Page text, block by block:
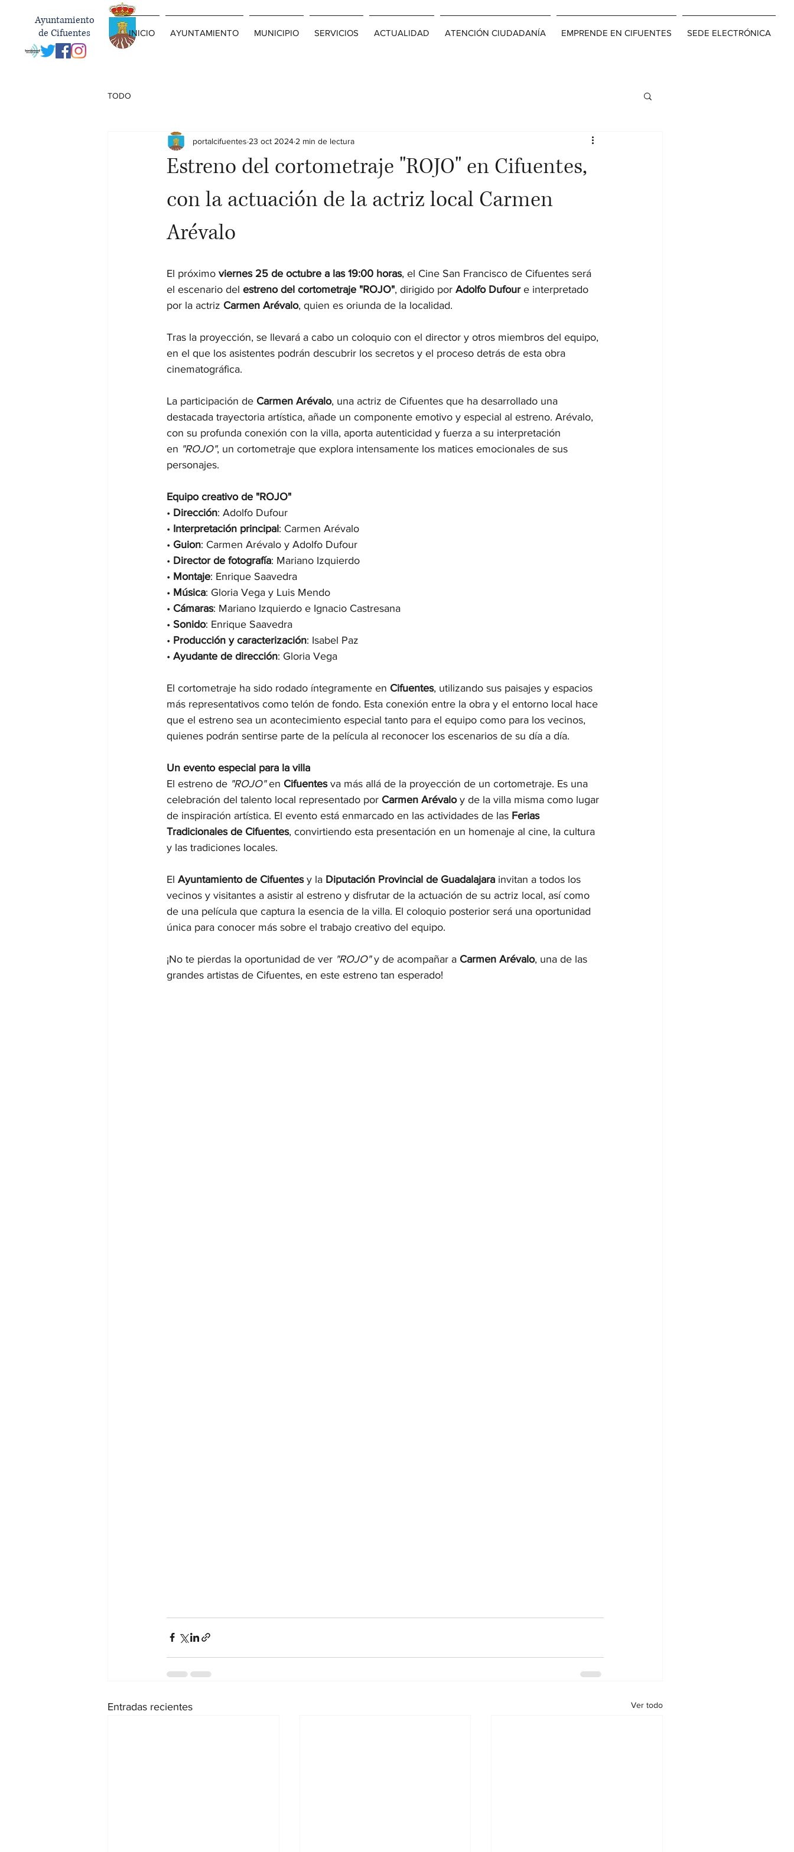
Ayuntamiento
de Cifuentes
INICIO AYUNTAMIENTO MUNICIPIO SERVICIOS ACTUALIDAD ATENCIÓN CIUDADANÍA EMPRENDE EN CIFUENTES SEDE ELECTRÓNICA
TODO
Estreno del cortometraje "ROJO" en Cifuentes,
con la actuación de la actriz local Carmen
Arévalo
portalcifuentes 23 oct 2024 2 min de lectura
El próximo viernes 25 de octubre a las 19:00 horas, el Cine San Francisco de Cifuentes será
el escenario del estreno del cortometraje "ROJO", dirigido por Adolfo Dufour e interpretado
por la actriz Carmen Arévalo, quien es oriunda de la localidad.
Tras la proyección, se llevará a cabo un coloquio con el director y otros miembros del equipo,
en el que los asistentes podrán descubrir los secretos y el proceso detrás de esta obra
cinematográfica.
La participación de Carmen Arévalo, una actriz de Cifuentes que ha desarrollado una
destacada trayectoria artística, añade un componente emotivo y especial al estreno. Arévalo,
con su profunda conexión con la villa, aporta autenticidad y fuerza a su interpretación
en "ROJO", un cortometraje que explora intensamente los matices emocionales de sus
personajes.
Equipo creativo de "ROJO"
• Dirección: Adolfo Dufour
• Interpretación principal: Carmen Arévalo
• Guion: Carmen Arévalo y Adolfo Dufour
• Director de fotografía: Mariano Izquierdo
• Montaje: Enrique Saavedra
• Música: Gloria Vega y Luis Mendo
• Cámaras: Mariano Izquierdo e Ignacio Castresana
• Sonido: Enrique Saavedra
• Producción y caracterización: Isabel Paz
• Ayudante de dirección: Gloria Vega
El cortometraje ha sido rodado íntegramente en Cifuentes, utilizando sus paisajes y espacios
más representativos como telón de fondo. Esta conexión entre la obra y el entorno local hace
que el estreno sea un acontecimiento especial tanto para el equipo como para los vecinos,
quienes podrán sentirse parte de la película al reconocer los escenarios de su día a día.
Un evento especial para la villa
El estreno de "ROJO" en Cifuentes va más allá de la proyección de un cortometraje. Es una
celebración del talento local representado por Carmen Arévalo y de la villa misma como lugar
de inspiración artística. El evento está enmarcado en las actividades de las Ferias
Tradicionales de Cifuentes, convirtiendo esta presentación en un homenaje al cine, la cultura
y las tradiciones locales.
El Ayuntamiento de Cifuentes y la Diputación Provincial de Guadalajara invitan a todos los
vecinos y visitantes a asistir al estreno y disfrutar de la actuación de su actriz local, así como
de una película que captura la esencia de la villa. El coloquio posterior será una oportunidad
única para conocer más sobre el trabajo creativo del equipo.
¡No te pierdas la oportunidad de ver "ROJO" y de acompañar a Carmen Arévalo, una de las
grandes artistas de Cifuentes, en este estreno tan esperado!
Entradas recientes Ver todo